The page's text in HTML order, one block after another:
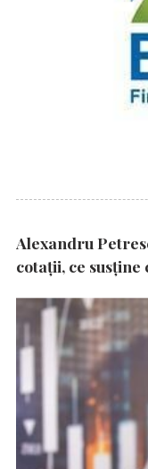
Alexandru
cotații, ce